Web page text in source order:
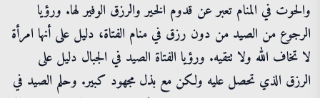
والحوت في المنام تعبر عن قدوم الخير والرزق الوفير لها. ورؤيا
الرجوع من الصيد من دون رزق في منام الفتاة، دليل على أنها امرأة
لا تخاف الله ولا تتقيه. ورؤيا الفتاة الصيد في الجبال دليل على
الرزق الذي تحصل عليه ولكن مع بذل مجهود كبير. وحلم الصيد في